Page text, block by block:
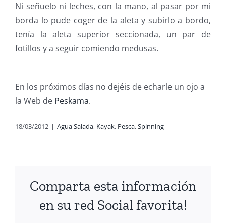
Ni señuelo ni leches, con la mano, al pasar por mi
borda lo pude coger de la aleta y subirlo a bordo,
tenía la aleta superior seccionada, un par de
fotillos y a seguir comiendo medusas.
En los próximos días no dejéis de echarle un ojo a
la Web de Peskama.
18/03/2012 | Agua Salada, Kayak, Pesca,Spinning
Comparta esta información
en su red Social favorita!